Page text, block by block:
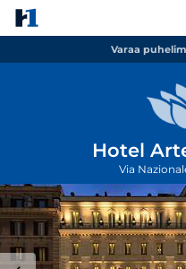
Varaa
Hotel
Via